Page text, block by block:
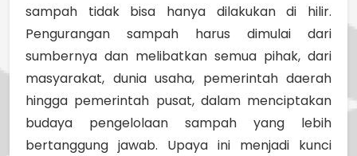
sampah tidak bisa hanya dilakukan di hilir.
Pengurangan sampah harus dimulai dari
sumbernya dan melibatkan semua pihak, dari
masyarakat, dunia usaha, pemerintah daerah
hingga pemerintah pusat, dalam menciptakan
budaya pengelolaan sampah yang lebih
bertanggung jawab. Upaya ini menjadi kunci